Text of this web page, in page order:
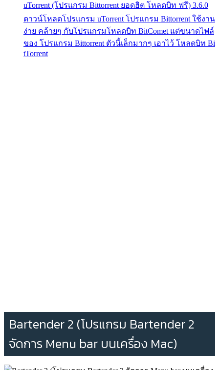
uTorrent (โปรแกรม Bittorrent ยอดฮิต โหลดบิท ฟรี) 3.6.0
ดาวน์โหลดโปรแกรม uTorrent โปรแกรม Bittorrent ใช้งาน
ง่าย คล้ายๆ กับโปรแกรมโหลดบิท BitComet แต่ขนาดไฟล์
ของ โปรแกรม Bittorrent ตัวนี้เล็กมากๆ เอาไว้ โหลดบิท Bi
tTorrent
Bartender 2 (โปรแกรม Bartender 2
จัดการ Menu bar บนเครื่อง Mac)